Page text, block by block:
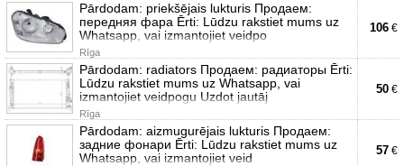
Pārdodam: priekšējais lukturis Продаем:
передняя фара Ērti: Lūdzu rakstiet mums uz
Whatsapp, vai izmantojiet veidpo
Rīga
106 €
Pārdodam: radiators Продаем: радиаторы Ērti:
Lūdzu rakstiet mums uz Whatsapp, vai
izmantojiet veidpogu Uzdot jautāj
Rīga
50 €
Pārdodam: aizmugurējais lukturis Продаем:
задние фонари Ērti: Lūdzu rakstiet mums uz
Whatsapp, vai izmantojiet veid
57 €